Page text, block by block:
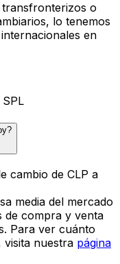
transfronterizos o
lo tenemos
en
cambio de CLP a
media del mercado
de compra y venta
Para ver cuánto
nuestra página